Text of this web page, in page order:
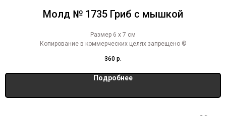
Молд № 1735 Гриб с мышкой
Размер 6 х 7 см
Копирование в коммерческих целях запрещено ©
360 р.
Подробнее